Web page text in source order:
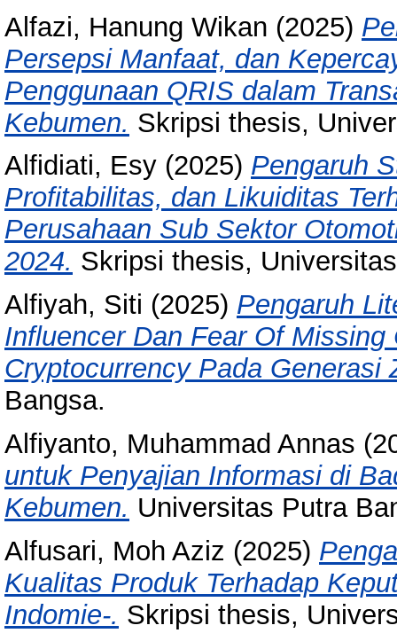
Alfazi, Hanung Wikan (2025)
Persepsi Manfaat, dan
Penggunaan QRIS dalam
Kebumen. Skripsi thesis,
Alfidiati, Esy (2025) Pengaruh
Profitabilitas, dan Likuiditas
Perusahaan Sub Sektor
2024. Skripsi thesis,
Alfiyah, Siti (2025) Pengaruh
Influencer Dan Fear Of
Cryptocurrency Pada Generasi
Bangsa.
Alfiyanto, Muhammad Annas
untuk Penyajian Informasi di
Kebumen. Universitas Putra
Alfusari, Moh Aziz (2025)
Kualitas Produk Terhadap
Indomie-. Skripsi thesis,